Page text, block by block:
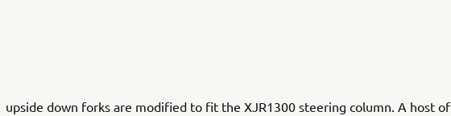
upside down forks are modified to fit the XJR1300 steering column. A host of